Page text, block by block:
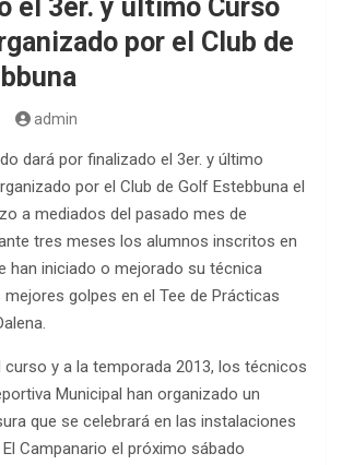
el 3er. y último Curso
por el Club de
admin
dará por finalizado el 3er. y último
por el Club de Golf Estebbuna el
a mediados del pasado mes de
tres meses los alumnos inscritos en
han iniciado o mejorado su técnica
golpes en el Tee de Prácticas
y a la temporada 2013, los técnicos
Municipal han organizado un
que se celebrará en las instalaciones
Campanario el próximo sábado